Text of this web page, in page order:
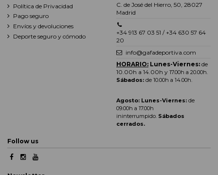
Política de Privacidad
Pago seguro
Envíos y devoluciones
Deporte seguro y cómodo
C. de José del Hierro, 50, 28027
Madrid
+34 913 67 03 51 / +34 630 57 64
20
info@gafadeportiva.com
HORARIO: Lunes-Viernes: de
10.00h a 14.00h y 17.00h a 20.00h.
Sábados: de 10.00h a 14.00h.
Agosto: Lunes-Viernes: de
09.00h a 17.00h
ininterrumpido. Sábados
cerrados.
Follow us